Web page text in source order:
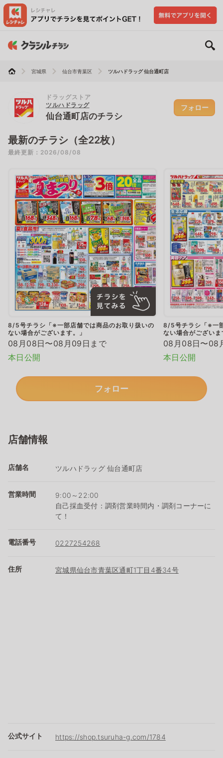
宮城県 仙台市青葉区 ツルハドラッグ 仙台通町店
ドラッグストア
ツルハドラッグ
仙台通町店のチラシ
フォロー
最新のチラシ（全22枚）
最終更新：2026/08/08
8/5号チラシ「※一部店舗では商品のお取り扱いの
ない場合がございます。」
08月08日〜08月09日まで
本日公開
8/5号チラシ「※一
ない場合がございま
08月08日〜08
本日公開
フォロー
店舗情報
店舗名 ツルハドラッグ 仙台通町店
営業時間
9:00～22:00
自己採血受付：調剤営業時間内・調剤コーナーに
て！
電話番号 0227254268
住所 宮城県仙台市青葉区通町1丁目4番34号
公式サイト https://shop.tsuruha-g.com/1784